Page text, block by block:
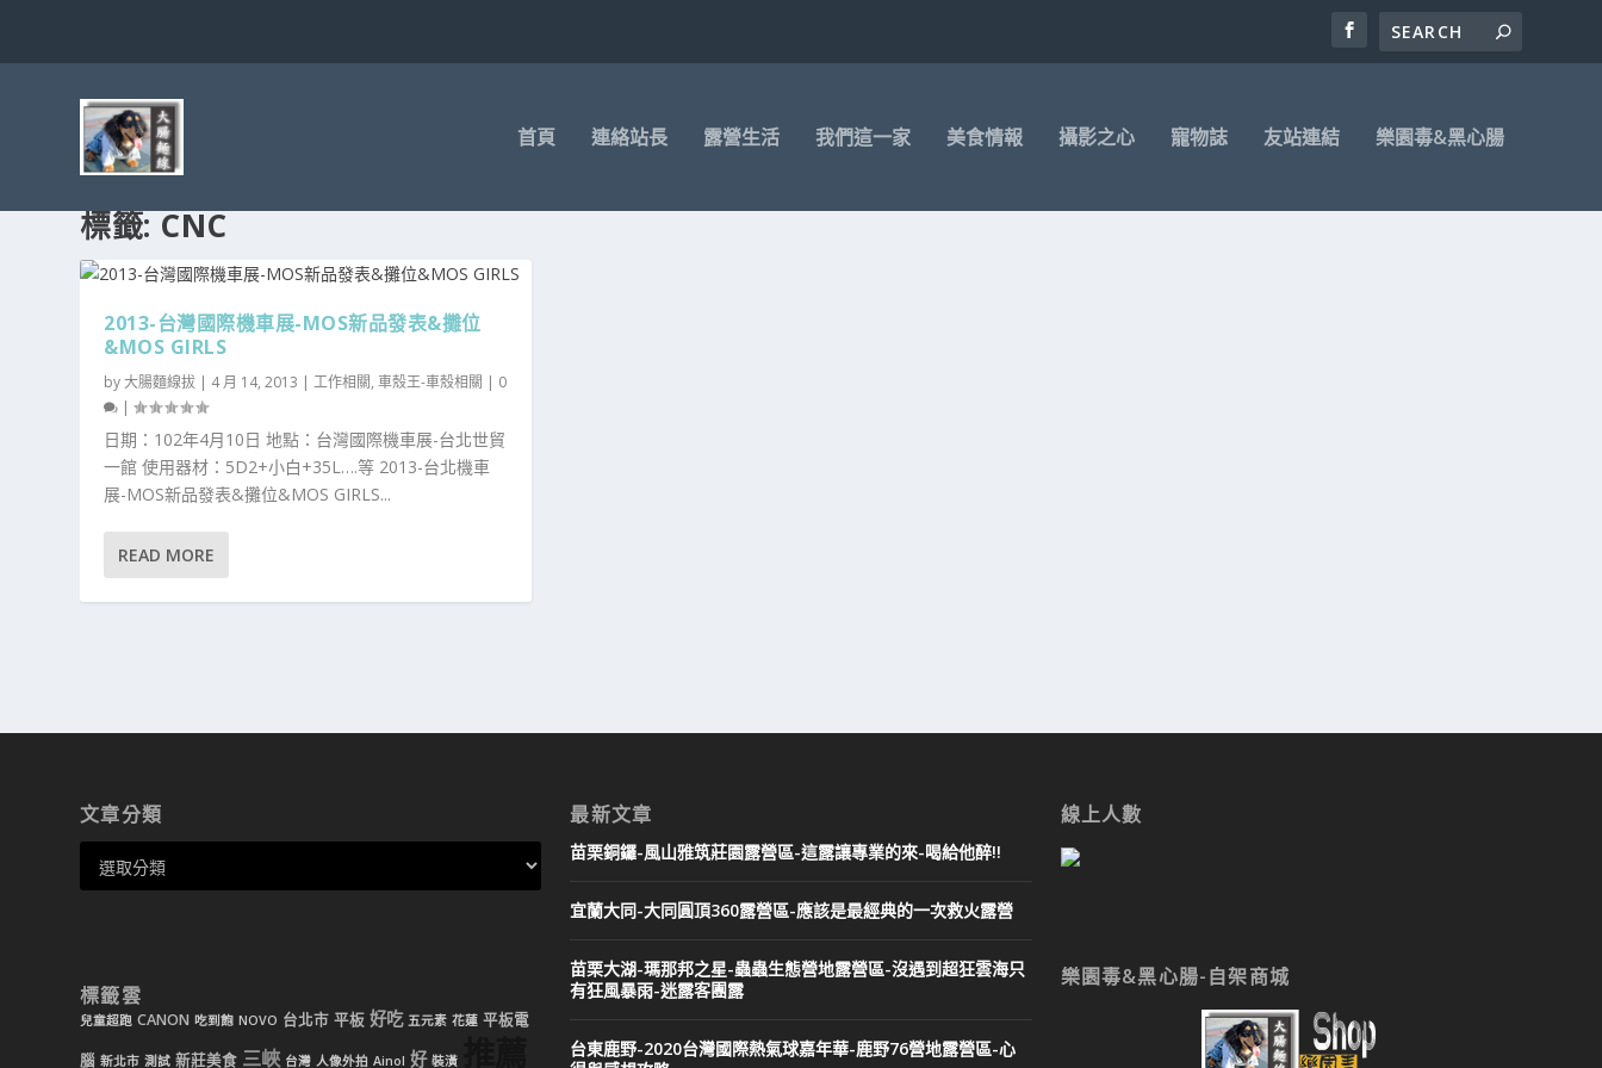
首頁 連絡站長 露營生活 我們這一家 美食情報 攝影之心 寵物誌 友站連結 樂園毒&黑心腸
標籤:CNC
2013-台灣國際機車展-MOS新品發表&攤位
&MOS GIRLS
by大腸麵線拔 | 4 月 14, 2013 |工作相關,車殼王-車殼相關 | 0
|
日期：102年4月10日 地點：台灣國際機車展-台北世貿
一館 使用器材：5D2+小白+35L….等 2013-台北機車
展-MOS新品發表&攤位&MOS GIRLS...
READ MORE
文章分類
標籤雲
兒童超跑 CANON 吃到飽 NOVO 台北市 平板 好吃 五元素 花蓮 平板電
腦 新北市 測試 新莊美食 三峽 台灣 人像外拍 Ainol 好 裝潢
最新文章
苗栗銅鑼-風山雅筑莊園露營區-這露讓專業的來-喝給他醉!!
宜蘭大同-大同圓頂360露營區-應該是最經典的一次救火露營
苗栗大湖-瑪那邦之星-蟲蟲生態營地露營區-沒遇到超狂雲海只
有狂風暴雨-迷露客團露
台東鹿野-2020台灣國際熱氣球嘉年華-鹿野76營地露營區-心
線上人數
樂園毒&黑心腸-自架商城